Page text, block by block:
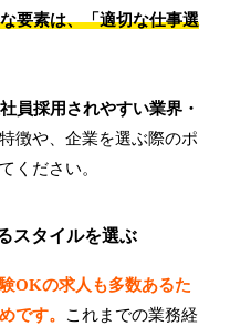
要素は、「適切な仕事選
員採用されやすい業界・
徴や、企業を選ぶ際のポ
ください。
スタイルを選ぶ
OKの求人も多数あるた
です。
これまでの業務経